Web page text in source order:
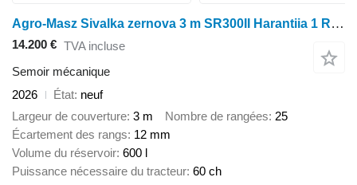
Agro-Masz Sivalka zernova 3 m SR300II Harantiia 1 RIK!
14.200 € TVA incluse
Semoir mécanique
2026
État neuf
Largeur de couverture 3 m Nombre de rangées 25
Écartement des rangs 12 mm
Volume du réservoir 600 l
Puissance nécessaire du tracteur 60 ch